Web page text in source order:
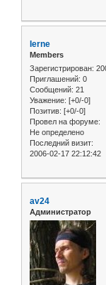
Ierne
Members
Зарегистрирован:
Приглашений: 0
Сообщений: 21
Уважение: [+0/-0]
Позитив: [+0/-0]
Провел на форуме:
Не определено
Последний визит:
2006-02-17 22:12:42
av24
Администратор